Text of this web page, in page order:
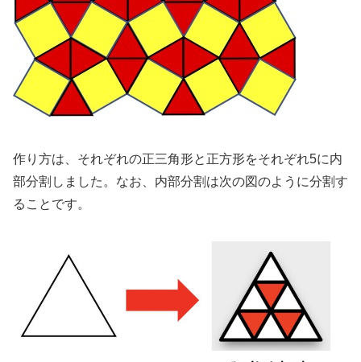
作り方は、それぞれの正三角形と正方形をそれぞれ5に内
部分割しました。なお、内部分割は次の図のように分割す
ることです。